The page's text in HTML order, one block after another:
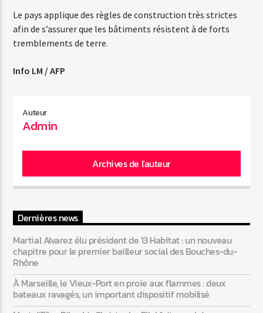
Le pays applique des règles de construction très strictes
afin de s’assurer que les bâtiments résistent à de forts
tremblements de terre.
Info LM / AFP
Auteur
Admin
Archives de l'auteur
Dernières news
Martial Alvarez élu président de 13 Habitat : un nouveau
chapitre pour le premier bailleur social des Bouches-du-
Rhône
À Marseille, le Vieux-Port en proie aux flammes : deux
bateaux ravagés, un important dispositif mobilisé